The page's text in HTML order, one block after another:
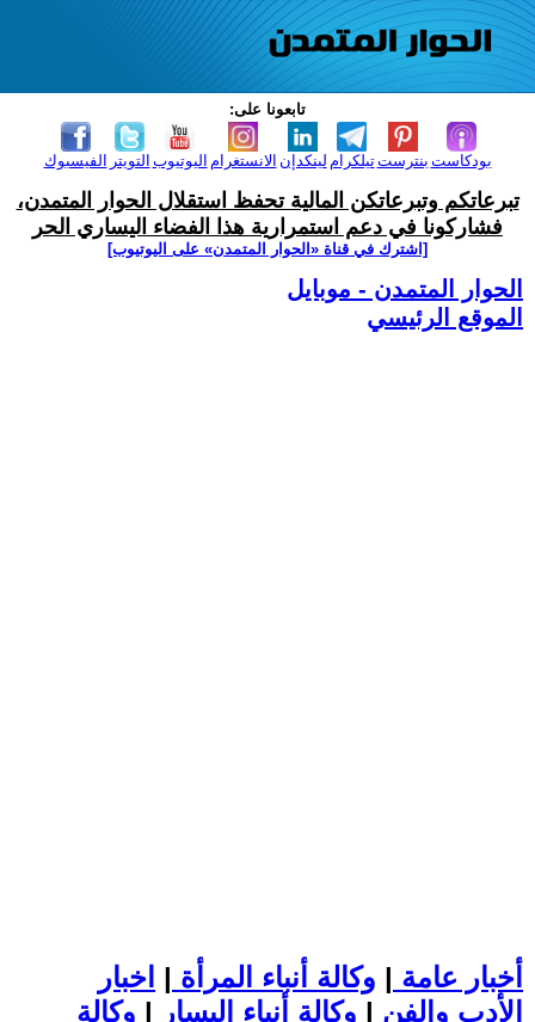
تابعونا على:
الفيسبوك التويتر اليوتيوب الانستغرام لينكدإن تيلكرامبنترست بودكاست
تبرعاتكم وتبرعاتكن المالية تحفظ استقلال الحوار المتمدن،
فشاركونا في دعم استمرارية هذا الفضاء اليساري الحر
[اشترك في قناة ‫«الحوار المتمدن» على اليوتيوب]
الحوار المتمدن - موبايل
الموقع الرئيسي
أخبار عامة | وكالة أنباء المرأة | اخبار
الأدب والفن | وكالة أنباء اليسار | وكالة